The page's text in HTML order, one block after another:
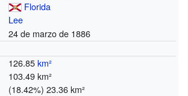
Florida
Lee
24 de marzo de 1886
126.85km²
103.49 km²
(18.42%) 23.36 km²